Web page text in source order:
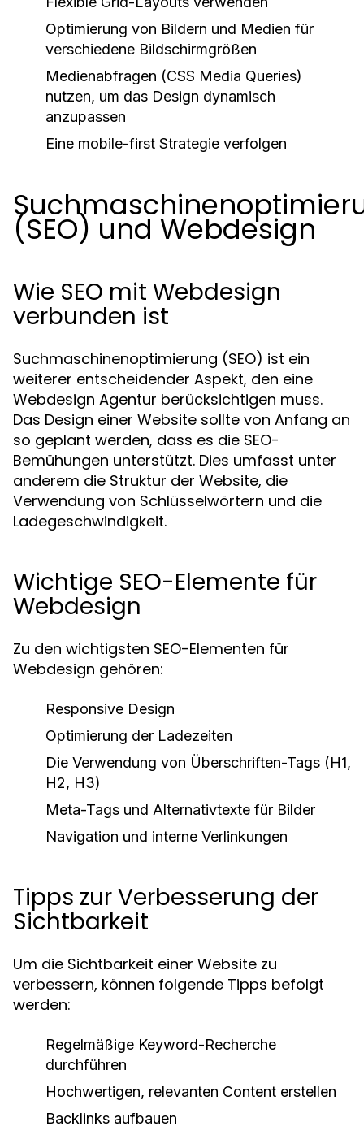
Optimierung von Bildern und Medien für
verschiedene Bildschirmgrößen
Medienabfragen (CSS Media Queries)
nutzen, um das Design dynamisch
anzupassen
Eine mobile-first Strategie verfolgen
(SEO) und Webdesign
Wie SEO mit Webdesign
verbunden ist
Suchmaschinenoptimierung (SEO) ist ein
weiterer entscheidender Aspekt, den eine
Webdesign Agentur berücksichtigen muss.
Das Design einer Website sollte von Anfang an
so geplant werden, dass es die SEO-
Bemühungen unterstützt. Dies umfasst unter
anderem die Struktur der Website, die
Verwendung von Schlüsselwörtern und die
Ladegeschwindigkeit.
Wichtige SEO-Elemente für
Webdesign
Zu den wichtigsten SEO-Elementen für
Webdesign gehören:
Responsive Design
Optimierung der Ladezeiten
Die Verwendung von Überschriften-Tags (H1,
H2, H3)
Meta-Tags und Alternativtexte für Bilder
Navigation und interne Verlinkungen
Tipps zur Verbesserung der
Sichtbarkeit
Um die Sichtbarkeit einer Website zu
verbessern, können folgende Tipps befolgt
werden:
Regelmäßige Keyword-Recherche
durchführen
Hochwertigen, relevanten Content erstellen
Backlinks aufbauen